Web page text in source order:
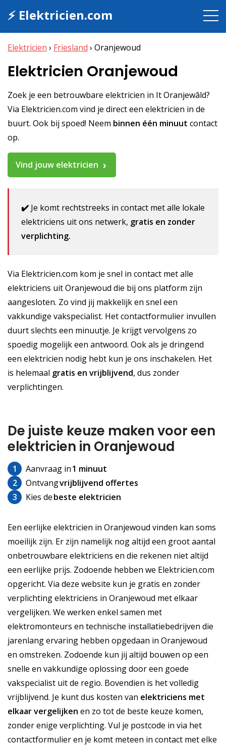
⚡ Elektricien.com
Elektricien › Friesland › Oranjewoud
Elektricien Oranjewoud
Zoek je een betrouwbare elektricien in It Oranjewâld?
Via Elektricien.com vind je direct een elektricien in de
buurt. Ook bij spoed! Neem binnen één minuut contact
op.
Vind jouw elektricien
✔️ Je komt rechtstreeks in contact met alle lokale
elektriciens uit ons netwerk, gratis en zonder
verplichting.
Via Elektricien.com kom je snel in contact met alle
elektriciens uit Oranjewoud die bij ons platform zijn
aangesloten. Zo vind jij makkelijk en snel een
vakkundige vakspecialist. Het contactformulier invullen
duurt slechts een minuutje. Je krijgt vervolgens zo
spoedig mogelijk een antwoord. Ook als je dringend
een elektricien nodig hebt kun je ons inschakelen. Het
is helemaal gratis en vrijblijvend, dus zonder
verplichtingen.
De juiste keuze maken voor een
elektricien in Oranjewoud
1 Aanvraag in1 minuut
2
Ontvangvrijblijvend offertes
3
Kies debeste elektricien
Een eerlijke elektricien in Oranjewoud vinden kan soms
moeilijk zijn. Er zijn namelijk nog altijd een groot aantal
onbetrouwbare elektriciens en die rekenen niet altijd
een eerlijke prijs. Zodoende hebben we Elektricien.com
opgericht. Via deze website kun je gratis en zonder
verplichting elektriciens in Oranjewoud met elkaar
vergelijken. We werken enkel samen met
elektromonteurs en technische installatiebedrijven die
jarenlang ervaring hebben opgedaan in Oranjewoud
en omstreken. Zodoende kun jij altijd bouwen op een
snelle en vakkundige oplossing door een goede
vakspecialist uit de regio. Bovendien is het volledig
vrijblijvend. Je kunt dus kosten van elektriciens met
elkaar vergelijken en zo tot de beste keuze komen,
zonder enige verplichting. Vul je postcode in via het
contactformulier en je komt meteen in contact met elke